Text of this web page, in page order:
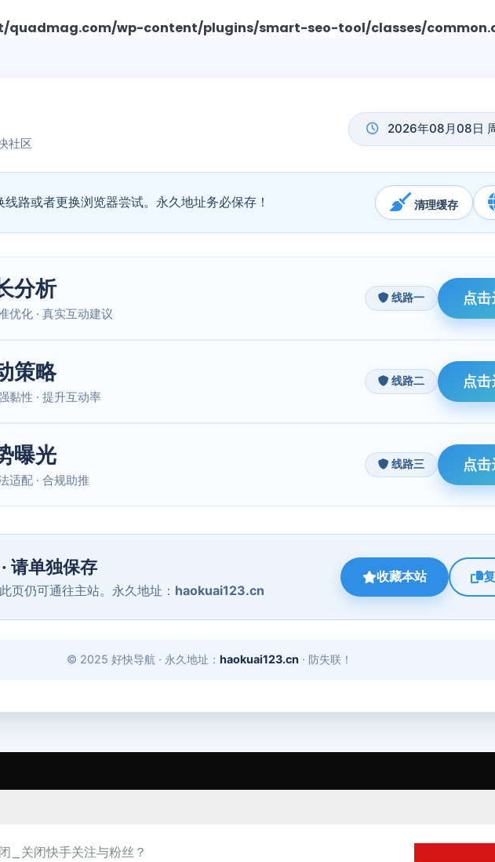
quadmag.com/wp-content/plugins/smart-seo-tool/classes/
_关闭快手关注与粉丝？